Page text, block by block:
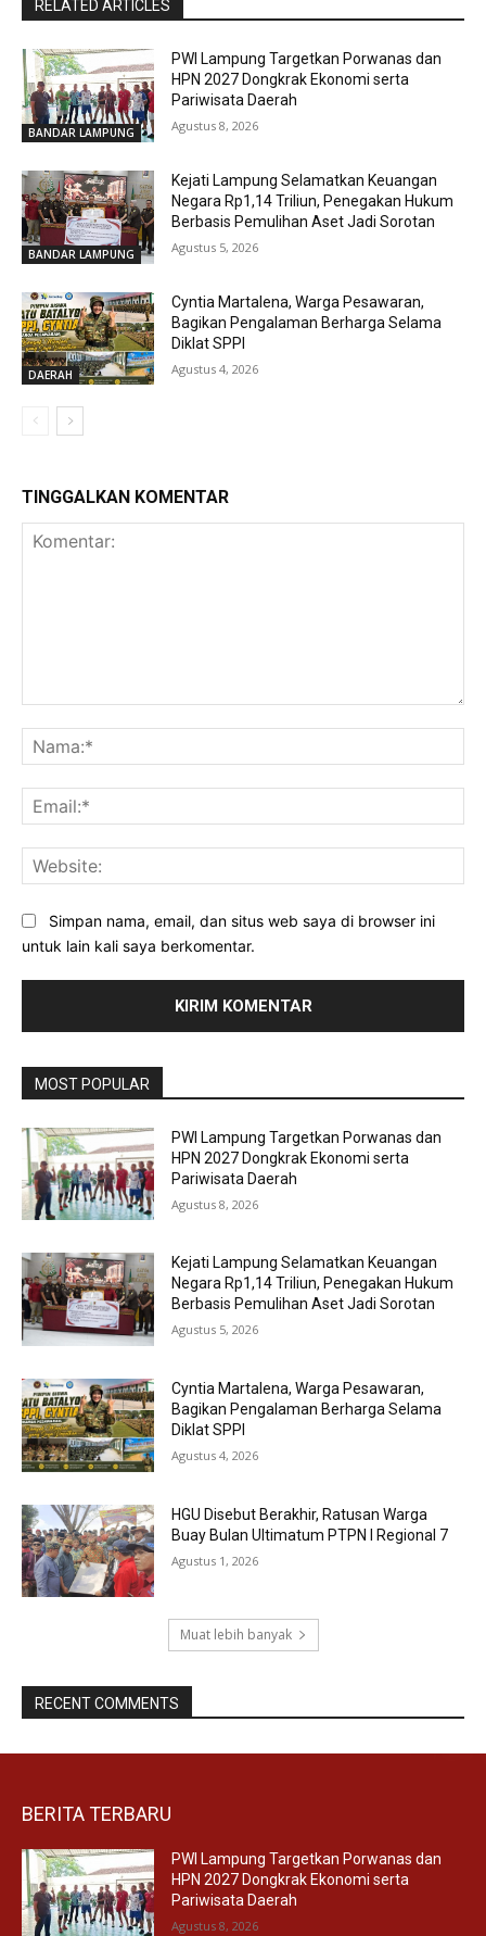
RELATED ARTICLES
BANDAR LAMPUNG
PWI Lampung Targetkan Porwanas dan
HPN 2027 Dongkrak Ekonomi serta
Pariwisata Daerah
Agustus 8, 2026
BANDAR LAMPUNG
Kejati Lampung Selamatkan Keuangan
Negara Rp1,14 Triliun, Penegakan Hukum
Berbasis Pemulihan Aset Jadi Sorotan
Agustus 5, 2026
DAERAH
Cyntia Martalena, Warga Pesawaran,
Bagikan Pengalaman Berharga Selama
Diklat SPPI
Agustus 4, 2026
TINGGALKAN KOMENTAR
Simpan nama, email, dan situs web saya di browser ini
untuk lain kali saya berkomentar.
MOST POPULAR
PWI Lampung Targetkan Porwanas dan
HPN 2027 Dongkrak Ekonomi serta
Pariwisata Daerah
Agustus 8, 2026
Kejati Lampung Selamatkan Keuangan
Negara Rp1,14 Triliun, Penegakan Hukum
Berbasis Pemulihan Aset Jadi Sorotan
Agustus 5, 2026
Cyntia Martalena, Warga Pesawaran,
Bagikan Pengalaman Berharga Selama
Diklat SPPI
Agustus 4, 2026
HGU Disebut Berakhir, Ratusan Warga
Buay Bulan Ultimatum PTPN I Regional 7
Agustus 1, 2026
Muat lebih banyak
RECENT COMMENTS
BERITA TERBARU
PWI Lampung Targetkan Porwanas dan
HPN 2027 Dongkrak Ekonomi serta
Pariwisata Daerah
Agustus 8, 2026